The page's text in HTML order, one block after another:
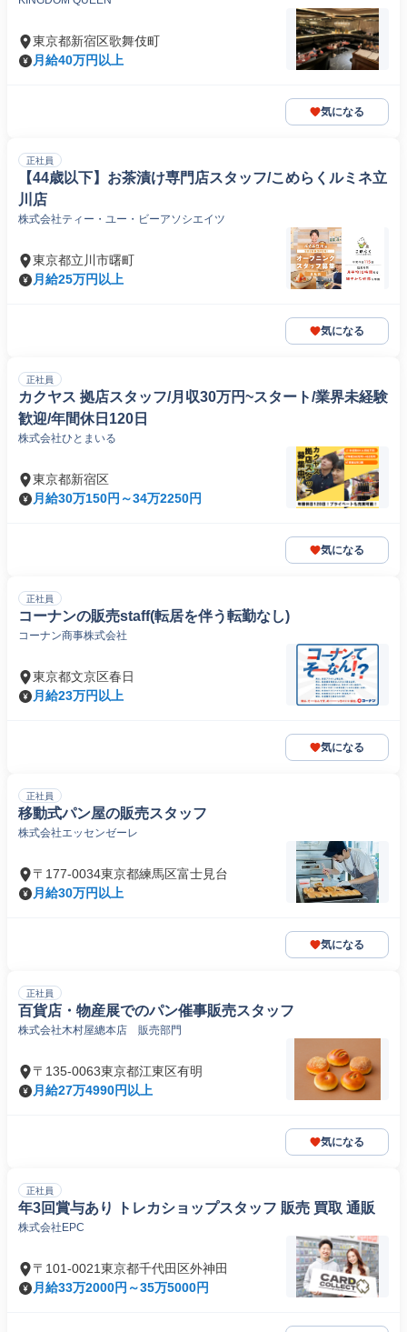
東京都新宿区歌舞伎町
月給40万円以上
気になる
正社員
【44歳以下】お茶漬け専門店スタッフ/こめらくルミネ立
川店
株式会社ティー・ユー・ビーアソシエイツ
東京都立川市曙町
月給25万円以上
気になる
正社員
カクヤス 拠店スタッフ/月収30万円~スタート/業界未経験
歓迎/年間休日120日
株式会社ひとまいる
東京都新宿区
月給30万150円～34万2250円
気になる
正社員
コーナンの販売staff(転居を伴う転勤なし)
コーナン商事株式会社
東京都文京区春日
月給23万円以上
気になる
正社員
移動式パン屋の販売スタッフ
株式会社エッセンゼーレ
〒177-0034東京都練馬区富士見台
月給30万円以上
気になる
正社員
百貨店・物産展でのパン催事販売スタッフ
株式会社木村屋總本店 販売部門
〒135-0063東京都江東区有明
月給27万4990円以上
気になる
正社員
年3回賞与あり トレカショップスタッフ 販売 買取 通販
株式会社EPC
〒101-0021東京都千代田区外神田
月給33万2000円～35万5000円